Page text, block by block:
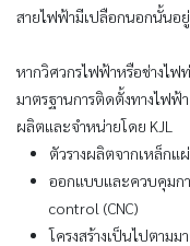
สายไฟฟ้ามีเปลือกนอกนั้นอ
หากวิศวกรไฟฟ้าหรือช่างไฟ
มาตรฐานการติดตั้งทางไฟฟ้
ผลิตและจำหน่ายโดย KJL
ตัวรางผลิตจากเหล็ก
ออกแบบและควบคุมก
control (CNC)
โครงสร้างเป็นไปตามม